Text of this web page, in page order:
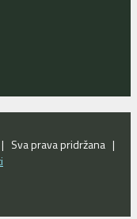
Sva prava pridržana |